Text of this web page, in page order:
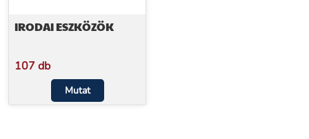
IRODAI ESZKÖZÖK
107 db
Mutat